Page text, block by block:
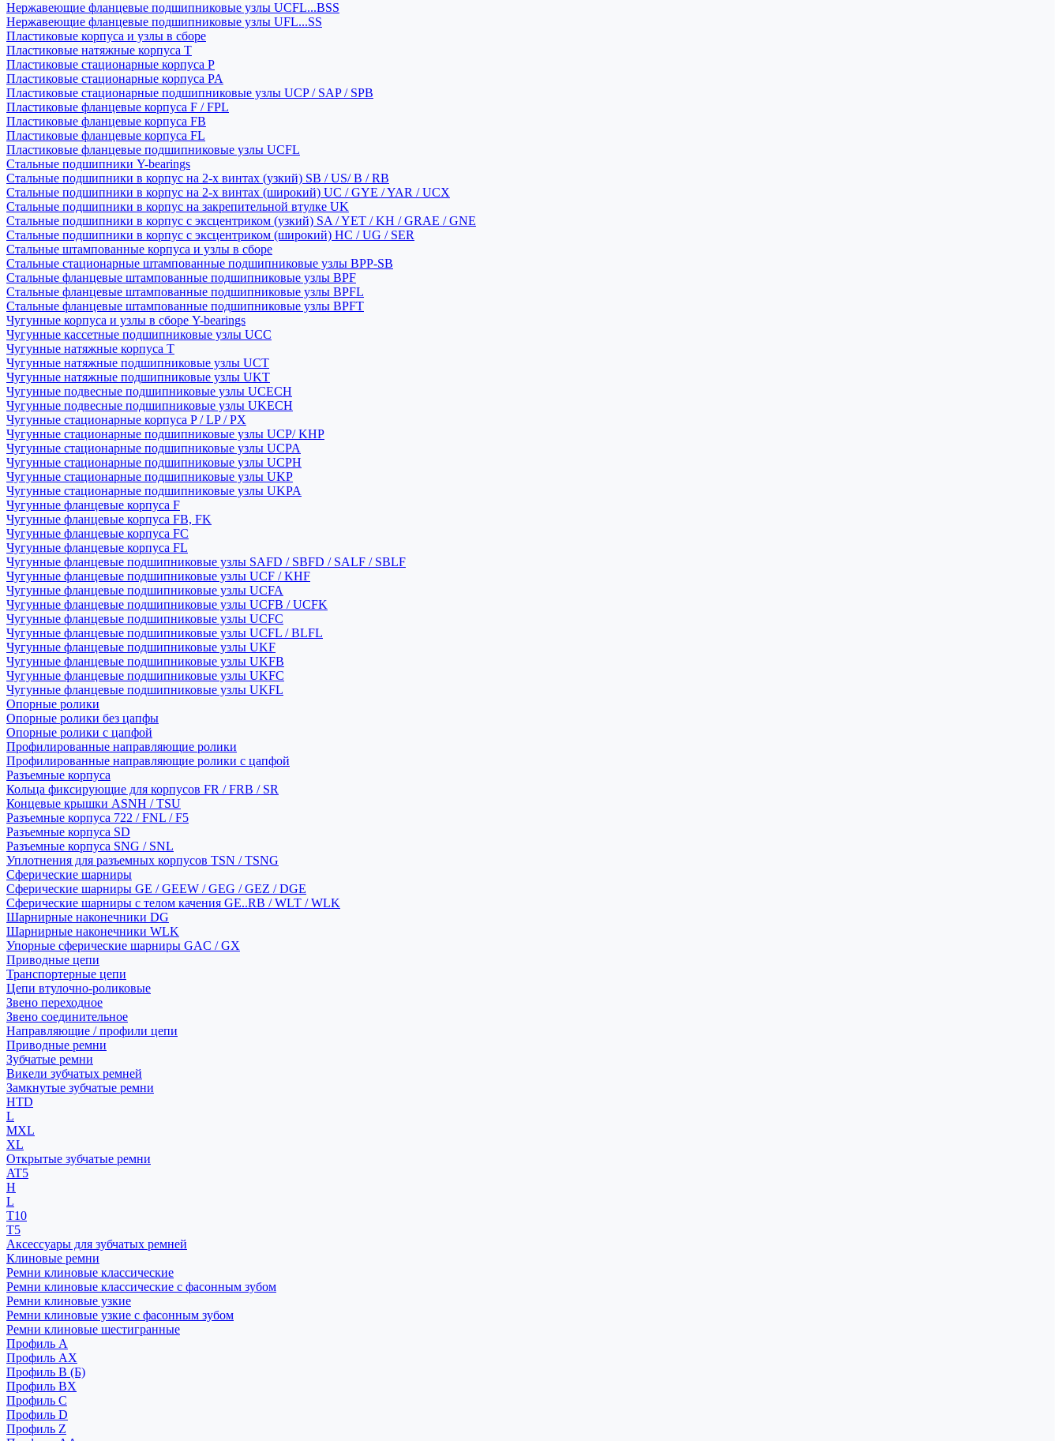
Нержавеющие фланцевые подшипниковые узлы UCFL...BSS
Нержавеющие фланцевые подшипниковые узлы UFL...SS
Пластиковые корпуса и узлы в сборе
Пластиковые натяжные корпуса T
Пластиковые стационарные корпуса P
Пластиковые стационарные корпуса PA
Пластиковые стационарные подшипниковые узлы UCP / SAP / SPB
Пластиковые фланцевые корпуса F / FPL
Пластиковые фланцевые корпуса FB
Пластиковые фланцевые корпуса FL
Пластиковые фланцевые подшипниковые узлы UCFL
Стальные подшипники Y-bearings
Стальные подшипники в корпус на 2-х винтах (узкий) SB / US/ B / RB
Стальные подшипники в корпус на 2-х винтах (широкий) UC / GYE / YAR / UCX
Стальные подшипники в корпус на закрепительной втулке UK
Стальные подшипники в корпус с эксцентриком (узкий) SA / YET / KH / GRAE / GNE
Стальные подшипники в корпус с эксцентриком (широкий) HC / UG / SER
Стальные штампованные корпуса и узлы в сборе
Стальные стационарные штампованные подшипниковые узлы BPP-SB
Стальные фланцевые штампованные подшипниковые узлы BPF
Стальные фланцевые штампованные подшипниковые узлы BPFL
Стальные фланцевые штампованные подшипниковые узлы BPFT
Чугунные корпуса и узлы в сборе Y-bearings
Чугунные кассетные подшипниковые узлы UCC
Чугунные натяжные корпуса T
Чугунные натяжные подшипниковые узлы UCT
Чугунные натяжные подшипниковые узлы UKT
Чугунные подвесные подшипниковые узлы UCECH
Чугунные подвесные подшипниковые узлы UKECH
Чугунные стационарные корпуса P / LP / PX
Чугунные стационарные подшипниковые узлы UCP/ KHP
Чугунные стационарные подшипниковые узлы UCPA
Чугунные стационарные подшипниковые узлы UCPH
Чугунные стационарные подшипниковые узлы UKP
Чугунные стационарные подшипниковые узлы UKPA
Чугунные фланцевые корпуса F
Чугунные фланцевые корпуса FB, FK
Чугунные фланцевые корпуса FC
Чугунные фланцевые корпуса FL
Чугунные фланцевые подшипниковые узлы SAFD / SBFD / SALF / SBLF
Чугунные фланцевые подшипниковые узлы UCF / KHF
Чугунные фланцевые подшипниковые узлы UCFA
Чугунные фланцевые подшипниковые узлы UCFB / UCFK
Чугунные фланцевые подшипниковые узлы UCFC
Чугунные фланцевые подшипниковые узлы UCFL / BLFL
Чугунные фланцевые подшипниковые узлы UKF
Чугунные фланцевые подшипниковые узлы UKFB
Чугунные фланцевые подшипниковые узлы UKFC
Чугунные фланцевые подшипниковые узлы UKFL
Опорные ролики
Опорные ролики без цапфы
Опорные ролики с цапфой
Профилированные направляющие ролики
Профилированные направляющие ролики с цапфой
Разъемные корпуса
Кольца фиксирующие для корпусов FR / FRB / SR
Концевые крышки ASNH / TSU
Разъемные корпуса 722 / FNL / F5
Разъемные корпуса SD
Разъемные корпуса SNG / SNL
Уплотнения для разъемных корпусов TSN / TSNG
Сферические шарниры
Сферические шарниры GE / GEEW / GEG / GEZ / DGE
Сферические шарниры с телом качения GE..RB / WLT / WLK
Шарнирные наконечники DG
Шарнирные наконечники WLK
Упорные сферические шарниры GAC / GX
Приводные цепи
Транспортерные цепи
Цепи втулочно-роликовые
Звено переходное
Звено соединительное
Направляющие / профили цепи
Приводные ремни
Зубчатые ремни
Викели зубчатых ремней
Замкнутые зубчатые ремни
HTD
L
MXL
XL
Открытые зубчатые ремни
AT5
H
L
T10
T5
Аксессуары для зубчатых ремней
Клиновые ремни
Ремни клиновые классические
Ремни клиновые классические с фасонным зубом
Ремни клиновые узкие
Ремни клиновые узкие с фасонным зубом
Ремни клиновые шестигранные
Профиль A
Профиль AX
Профиль B (Б)
Профиль BX
Профиль C
Профиль D
Профиль Z